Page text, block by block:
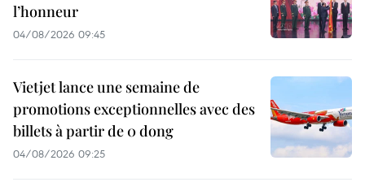
l’honneur
04/08/2026 09:45
Vietjet lance une semaine de
promotions exceptionnelles avec des
billets à partir de 0 dong
04/08/2026 09:25